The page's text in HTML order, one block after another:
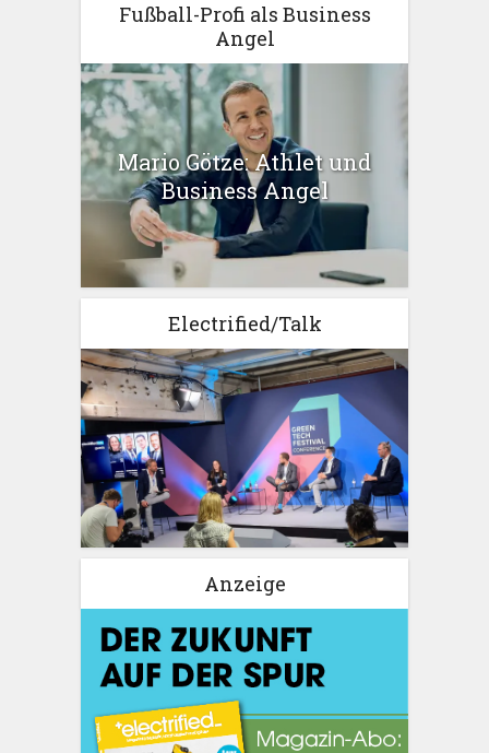
Fußball-Profi als Business
Angel
Mario Götze: Athlet und
Business Angel
Electrified/Talk
Anzeige